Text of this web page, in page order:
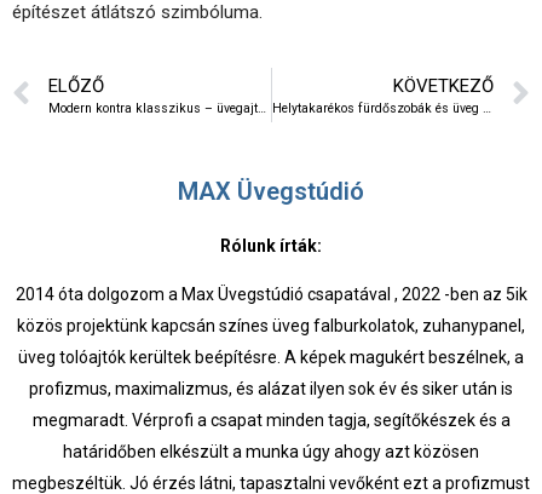
építészet átlátszó szimbóluma.
ELŐZŐ KÖVETKEZŐ
MAX Üvegstúdió
Rólunk írták:
2014 óta dolgozom a Max Üvegstúdió csapatával , 2022 -ben az 5ik
közös projektünk kapcsán színes üveg falburkolatok, zuhanypanel,
üveg tolóajtók kerültek beépítésre. A képek magukért beszélnek, a
profizmus, maximalizmus, és alázat ilyen sok év és siker után is
megmaradt. Vérprofi a csapat minden tagja, segítőkészek és a
határidőben elkészült a munka úgy ahogy azt közösen
megbeszéltük. Jó érzés látni, tapasztalni vevőként ezt a profizmust